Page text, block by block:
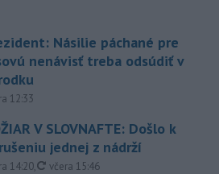
Násilie páchané pre
nenávisť treba odsúdiť v
12:33
V SLOVNAFTE: Došlo k
jednej z nádrží
14:20, aktualizované
včera 15:46